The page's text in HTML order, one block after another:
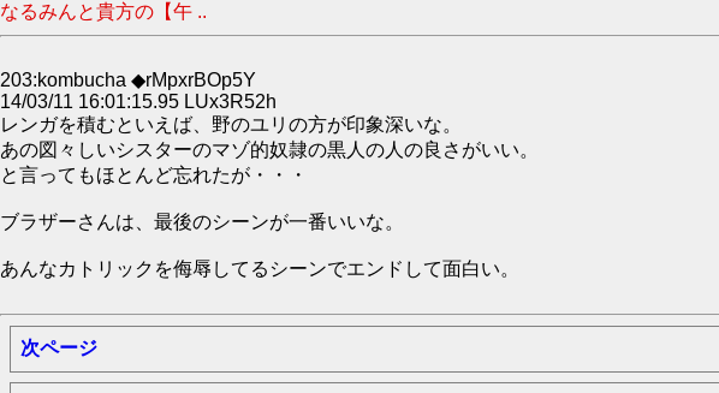
なるみんと貴方の【午 ..
203:kombucha ◆rMpxrBOp5Y
14/03/11 16:01:15.95 LUx3R52h
レンガを積むといえば、野のユリの方が印象深いな。
あの図々しいシスターのマゾ的奴隷の黒人の人の良さがいい。
と言ってもほとんど忘れたが・・・
ブラザーさんは、最後のシーンが一番いいな。
あんなカトリックを侮辱してるシーンでエンドして面白い。
次ページ